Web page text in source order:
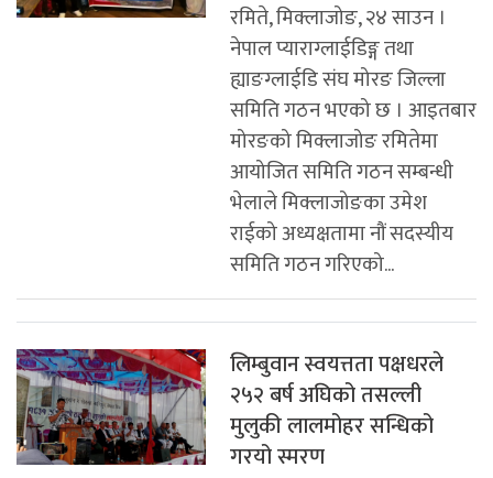
रमिते, मिक्लाजोङ, २४ साउन ।
नेपाल प्याराग्लाईडिङ्ग तथा
ह्याङग्लाईडि संघ मोरङ जिल्ला
समिति गठन भएको छ । आइतबार
मोरङको मिक्लाजोङ रमितेमा
आयोजित समिति गठन सम्बन्धी
भेलाले मिक्लाजोङका उमेश
राईको अध्यक्षतामा नौं सदस्यीय
समिति गठन गरिएको...
लिम्बुवान स्वयत्तता पक्षधरले
२५२ बर्ष अघिको तसल्ली
मुलुकी लालमोहर सन्धिको
गरयो स्मरण